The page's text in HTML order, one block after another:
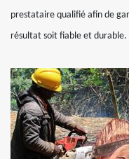
prestataire qualifié afin de
résultat soit fiable et durable.